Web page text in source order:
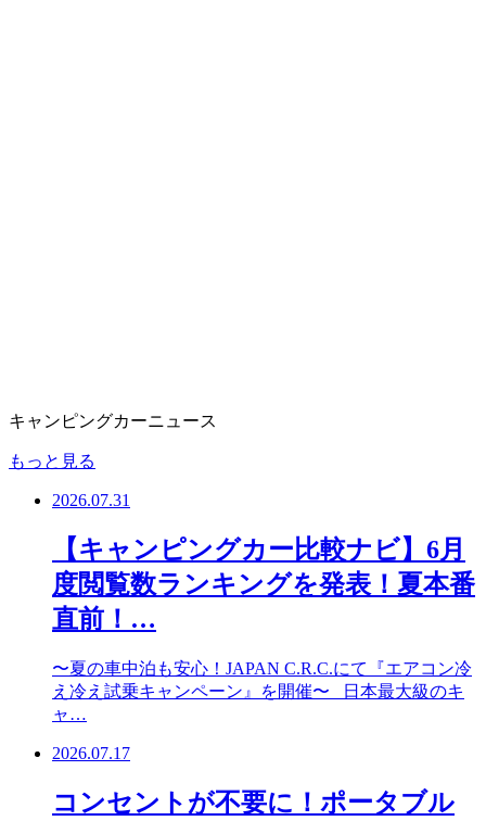
キャンピングカーニュース
もっと見る
2026.07.31
【キャンピングカー比較ナビ】6月
度閲覧数ランキングを発表！夏本番
直前！…
〜夏の車中泊も安心！JAPAN C.R.C.にて『エアコン冷
え冷え試乗キャンペーン』を開催〜 日本最大級のキ
ャ…
2026.07.17
コンセントが不要に！ポータブル